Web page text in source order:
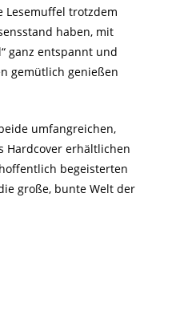
Lesemuffel trotzdem
haben, mit
ganz entspannt und
gemütlich genießen
umfangreichen,
Hardcover erhältlichen
begeisterten
große, bunte Welt der